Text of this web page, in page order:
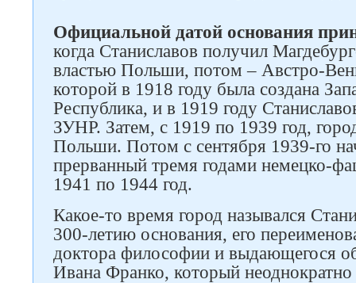
Официальной датой основания
когда Станиславов получил
властью Польши, потом – Австро-
которой в 1918 году была создана
Республика, и в 1919 году
ЗУНР. Затем, с 1919 по 1939 год,
Польши. Потом с сентября 1939-го
прерванный тремя годами немецко-
1941 по 1944 год.
Какое-то время город назывался
300-летию основания, его
доктора философии и выдающегося
Ивана Франко, который неоднократно